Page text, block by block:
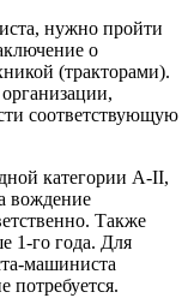
нужно пройти
о
(тракторами).
соответствующую
категории A-II,
вождение
Также
1-го года. Для
машиниста
потребуется.